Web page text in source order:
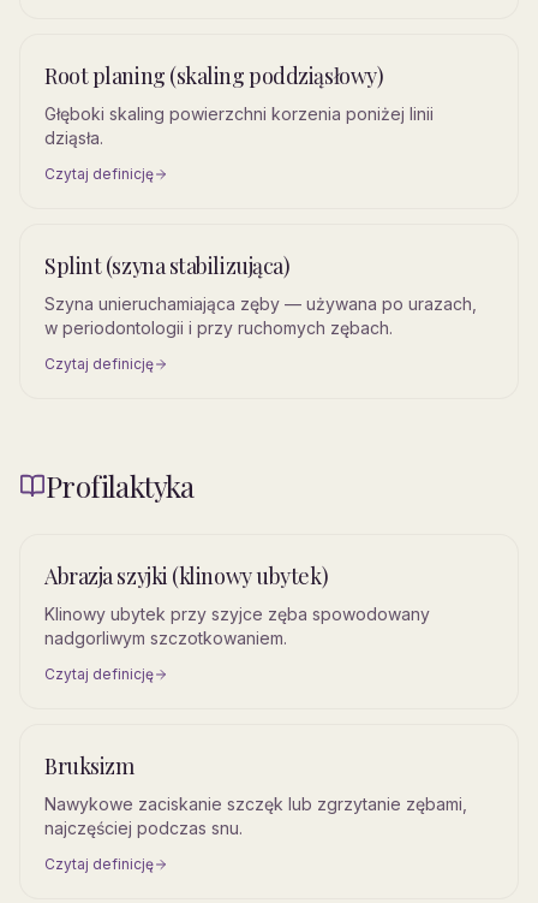
Root planing (skaling poddziąsłowy)
Głęboki skaling powierzchni korzenia poniżej linii
dziąsła.
Czytaj definicję
Splint (szyna stabilizująca)
Szyna unieruchamiająca zęby — używana po urazach,
w periodontologii i przy ruchomych zębach.
Czytaj definicję
Profilaktyka
Abrazja szyjki (klinowy ubytek)
Klinowy ubytek przy szyjce zęba spowodowany
nadgorliwym szczotkowaniem.
Czytaj definicję
Bruksizm
Nawykowe zaciskanie szczęk lub zgrzytanie zębami,
najczęściej podczas snu.
Czytaj definicję